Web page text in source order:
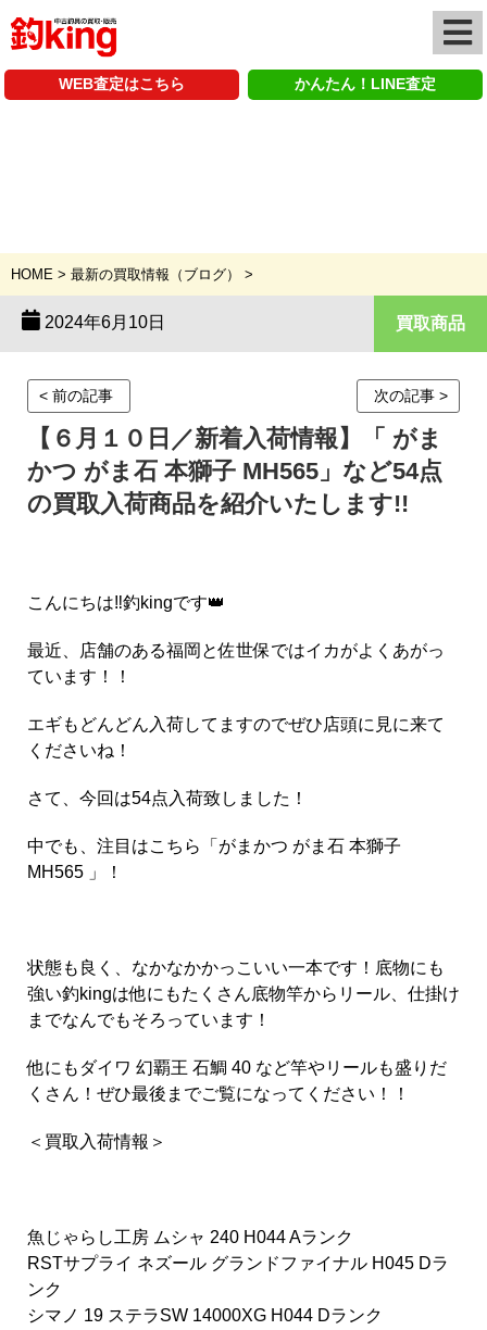
WEB査定はこちら かんたん！LINE査定
HOME > 最新の買取情報（ブログ） >
2024年6月10日 買取商品
< 前の記事 次の記事 >
【６月１０日／新着入荷情報】「 がま
かつ がま石 本獅子 MH565」など54点
の買取入荷商品を紹介いたします!!
こんにちは‼︎釣kingです👑
最近、店舗のある福岡と佐世保ではイカがよくあがっ
ています！！
エギもどんどん入荷してますのでぜひ店頭に見に来て
くださいね！
さて、今回は54点入荷致しました！
中でも、注目はこちら「 がまかつ がま石 本獅子
MH565 」！
状態も良く、なかなかかっこいい一本です！底物にも
強い釣kingは他にもたくさん底物竿からリール、仕掛け
までなんでもそろっています！
他にも ダイワ 幻覇王 石鯛 40 など竿やリールも盛りだ
くさん！ぜひ最後までご覧になってください！！
＜買取入荷情報＞
魚じゃらし工房 ムシャ 240 H044 Aランク
RSTサプライ ネズール グランドファイナル H045 Dラ
ンク
シマノ 19 ステラSW 14000XG H044 Dランク